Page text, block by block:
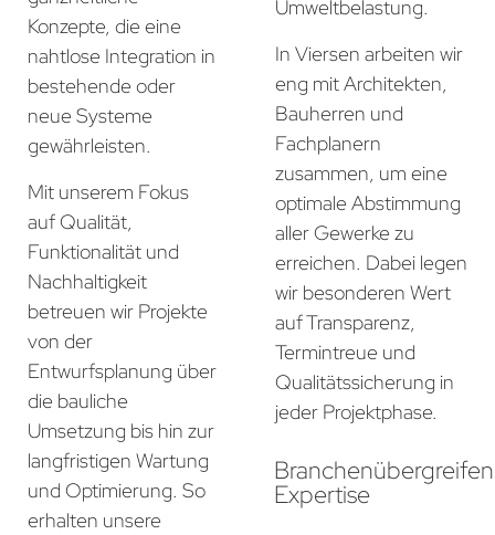
Konzepte, die eine
nahtlose Integration in
bestehende oder
neue Systeme
gewährleisten.
Mit unserem Fokus
auf Qualität,
Funktionalität und
Nachhaltigkeit
betreuen wir Projekte
von der
Entwurfsplanung über
die bauliche
Umsetzung bis hin zur
langfristigen Wartung
und Optimierung. So
erhalten unsere
Umweltbelastung.
In Viersen arbeiten wir
eng mit Architekten,
Bauherren und
Fachplanern
zusammen, um eine
optimale Abstimmung
aller Gewerke zu
erreichen. Dabei legen
wir besonderen Wert
auf Transparenz,
Termintreue und
Qualitätssicherung in
jeder Projektphase.
Expertise